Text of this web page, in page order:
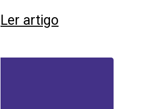
Ler artigo